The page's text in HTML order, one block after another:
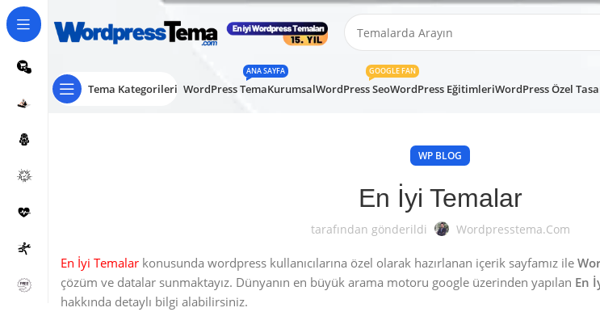
Tema Kategorileri WordPress Tema
ANA SAYFA
KurumsalWordPress Seo
GOOGLE FAN
WordPress EğitimleriWordPress Özel
WP BLOG
En İyi Temalar
tarafından gönderildi Wordpresstema.com
En İyi Temalar konusunda wordpress kullanıcılarına özel olarak hazırlanan içerik sayfamız ile
çözüm ve datalar sunmaktayız. Dünyanın en büyük arama motoru google üzerinden yapılan En
hakkında detaylı bilgi alabilirsiniz.